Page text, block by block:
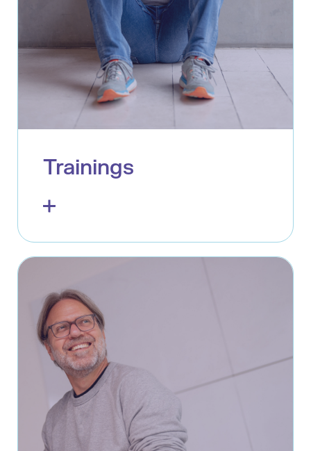
Trainings